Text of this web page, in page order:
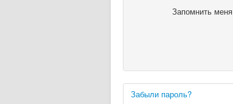
Запомнить меня
Забыли пароль?